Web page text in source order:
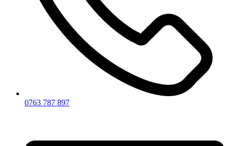
0763 787 897